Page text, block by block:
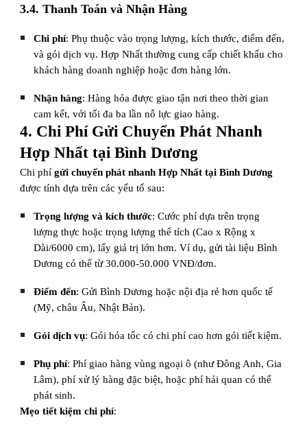
3.4. Thanh Toán và Nhận Hàng
Chi phí: Phụ thuộc vào trọng lượng, kích thước, điểm đến,
và gói dịch vụ. Hợp Nhất thường cung cấp chiết khấu cho
khách hàng doanh nghiệp hoặc đơn hàng lớn.
Nhận hàng: Hàng hóa được giao tận nơi theo thời gian
cam kết, với tối đa ba lần nỗ lực giao hàng.
4. Chi Phí Gửi Chuyển Phát Nhanh
Hợp Nhất tại Bình Dương
Chi phígửi chuyển phát nhanh Hợp Nhất tại Bình Dương
được tính dựa trên các yếu tố sau:
Trọng lượng và kích thước: Cước phí dựa trên trọng
lượng thực hoặc trọng lượng thể tích (Cao x Rộng x
Dài/6000 cm), lấy giá trị lớn hơn. Ví dụ, gửi tài liệu Bình
Dương có thể từ 30.000-50.000 VNĐ/đơn.
Điểm đến: Gửi Bình Dương hoặc nội địa rẻ hơn quốc tế
(Mỹ, châu Âu, Nhật Bản).
Gói dịch vụ: Gói hỏa tốc có chi phí cao hơn gói tiết kiệm.
Phụ phí: Phí giao hàng vùng ngoại ô (như Đông Anh, Gia
Lâm), phí xử lý hàng đặc biệt, hoặc phí hải quan có thể
phát sinh.
Mẹo tiết kiệm chi phí: